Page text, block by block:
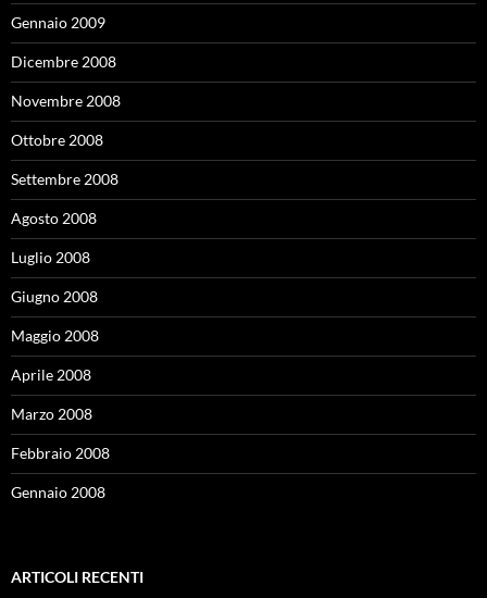
Gennaio 2009
Dicembre 2008
Novembre 2008
Ottobre 2008
Settembre 2008
Agosto 2008
Luglio 2008
Giugno 2008
Maggio 2008
Aprile 2008
Marzo 2008
Febbraio 2008
Gennaio 2008
ARTICOLI RECENTI